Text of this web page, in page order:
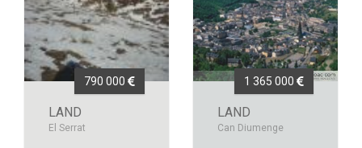
790 000
LAND
El Serrat
1 365 000
LAND
Can Diumenge